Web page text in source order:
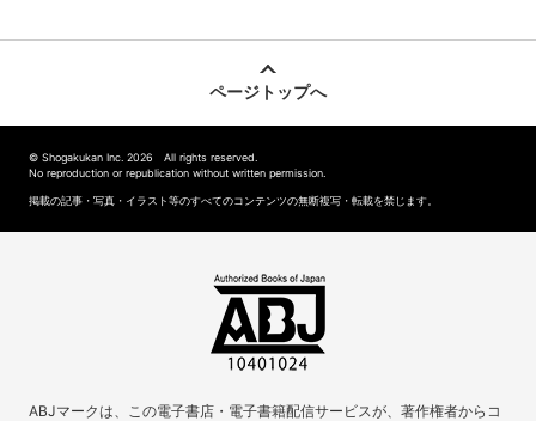
ページトップへ
© Shogakukan Inc. 2026 All rights reserved.
No reproduction or republication without written permission.
掲載の記事・写真・イラスト等のすべてのコンテンツの無断複写・転載を禁じます。
ABJマークは、この電子書店・電子書籍配信サービスが、著作権者からコ